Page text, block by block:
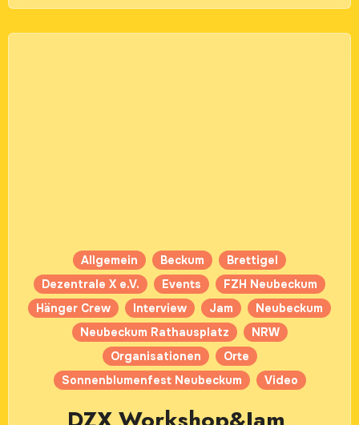
Allgemein Beckum
Brettigel
Dezentrale X e.V.
Events
FZH Neubeckum
Hänger Crew
Interview Jam
Neubeckum
Neubeckum Rathausplatz
NRW
Organisationen
Orte
Sonnenblumenfest Neubeckum
Video